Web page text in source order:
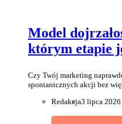
Model
którym etapie
Czy Twój marketing
spontanicznych akcji bez
Redakcja3 lipca 2026